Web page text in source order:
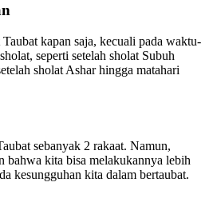
kapan saja, kecuali pada waktu-
seperti setelah sholat Subuh
sholat Ashar hingga matahari
sebanyak 2 rakaat. Namun,
bahwa kita bisa melakukannya lebih
kesungguhan kita dalam bertaubat.